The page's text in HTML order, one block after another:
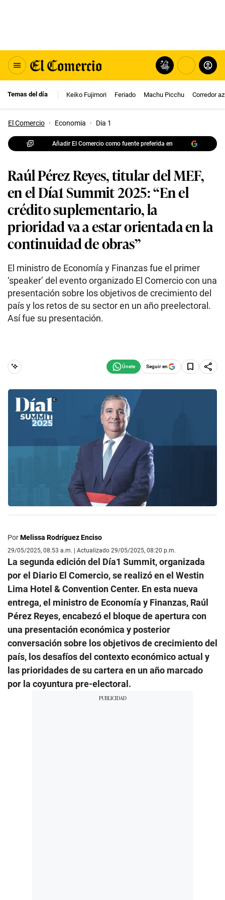
Temas del día Keiko Fujimori Feriado Machu Picchu Corredor
El Comercio · Economia · Dia 1
Añadir El Comercio como fuente preferida en
Raúl Pérez Reyes, titular del MEF,
en el Día1 Summit 2025: “En el
crédito suplementario, la
prioridad va a estar orientada en la
continuidad de obras”
El ministro de Economía y Finanzas fue el primer
‘speaker’ del evento organizado El Comercio con una
presentación sobre los objetivos de crecimiento del
país y los retos de su sector en un año preelectoral.
Así fue su presentación.
Seguir en
PorMelissa Rodríguez Enciso
29/05/2025, 08:53 a.m. | Actualizado 29/05/2025, 08:20 p.m.
La segunda edición del Día1 Summit, organizada
por el Diario El Comercio, se realizó en el Westin
Lima Hotel & Convention Center. En esta nueva
entrega, el ministro de Economía y Finanzas, Raúl
Pérez Reyes, encabezó el bloque de apertura con
una presentación económica y posterior
conversación sobre los objetivos de crecimiento del
país, los desafíos del contexto económico actual y
las prioridades de su cartera en un año marcado
por la coyuntura pre-electoral.